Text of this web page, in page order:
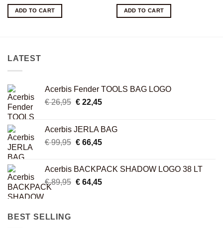
was:
€ 482,00.
ADD TO CART ADD TO CART
LATEST
Acerbis Fender TOOLS BAG LOGO
€26,95 Original
€ 26,95.
€22,45Current
€ 22,45.
Acerbis JERLA BAG
€99,95 Original
€ 99,95.
€66,45Current
€ 66,45.
Acerbis BACKPACK SHADOW LOGO 38 LT
€89,95 Original
€64,45Current
BEST SELLING